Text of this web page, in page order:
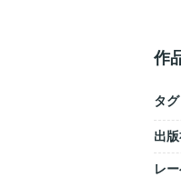
作
タグ
出
レ